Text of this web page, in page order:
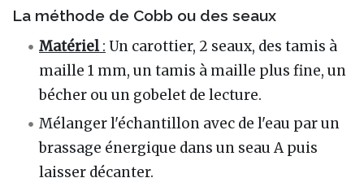
La méthode de Cobb ou des seaux
Matériel: Un carottier, 2 seaux, des tamis à
maille 1 mm, un tamis à maille plus fine, un
bécher ou un gobelet de lecture.
Mélanger l'échantillon avec de l'eau par un
brassage énergique dans un seau A puis
laisser décanter.